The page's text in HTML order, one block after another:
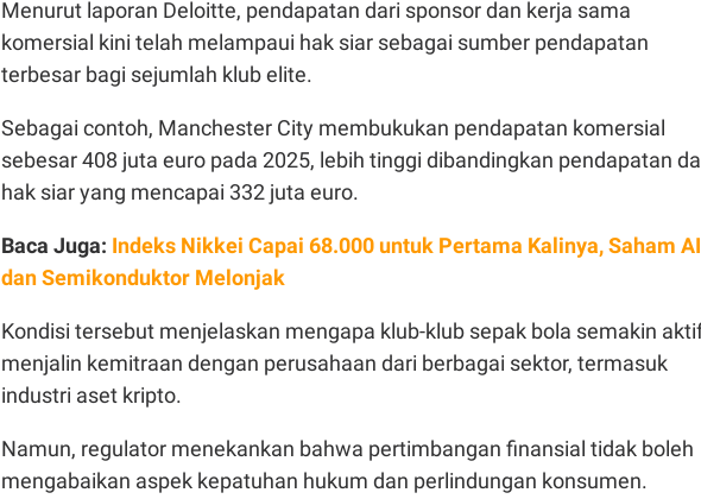
Menurut laporan Deloitte, pendapatan dari sponsor dan kerja sama
komersial kini telah melampaui hak siar sebagai sumber pendapatan
terbesar bagi sejumlah klub elite.
Sebagai contoh, Manchester City membukukan pendapatan komersial
sebesar 408 juta euro pada 2025, lebih tinggi dibandingkan pendapatan
hak siar yang mencapai 332 juta euro.
Baca Juga: Indeks Nikkei Capai 68.000 untuk Pertama Kalinya, Saham AI
dan Semikonduktor Melonjak
Kondisi tersebut menjelaskan mengapa klub-klub sepak bola semakin
menjalin kemitraan dengan perusahaan dari berbagai sektor, termasuk
industri aset kripto.
Namun, regulator menekankan bahwa pertimbangan finansial tidak boleh
mengabaikan aspek kepatuhan hukum dan perlindungan konsumen.